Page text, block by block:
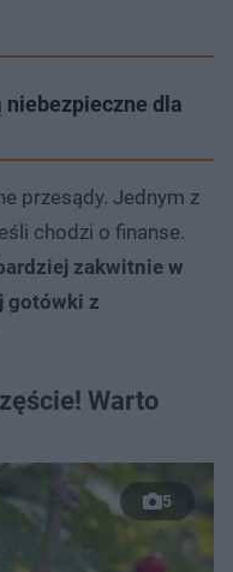
dla
przesądy. Jednym z
chodzi o finanse.
zakwitnie w
gotówki z
Warto
5